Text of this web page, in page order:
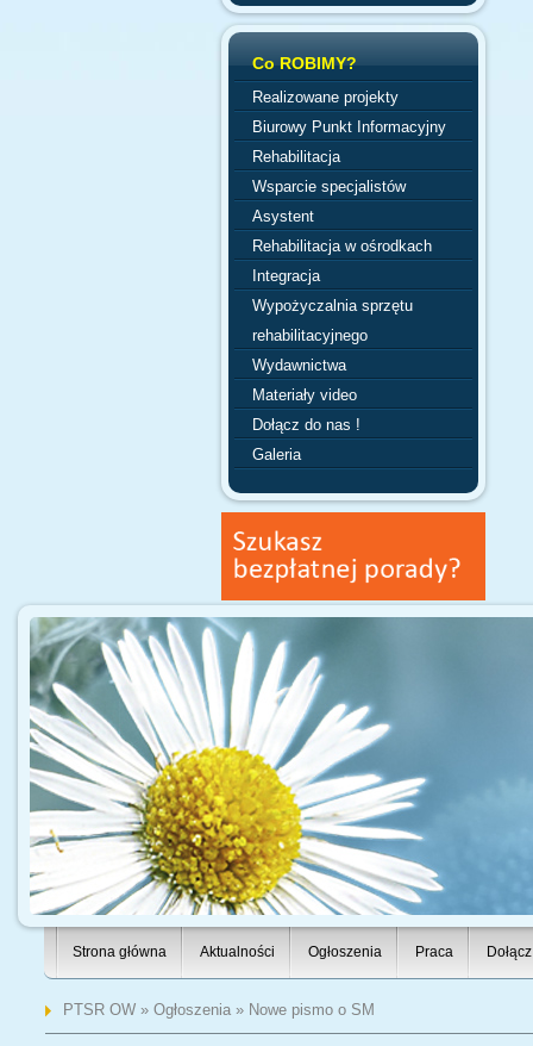
Co ROBIMY?
Realizowane projekty
Biurowy Punkt Informacyjny
Rehabilitacja
Wsparcie specjalistów
Asystent
Rehabilitacja w ośrodkach
Integracja
Wypożyczalnia sprzętu
rehabilitacyjnego
Wydawnictwa
Materiały video
Dołącz do nas !
Galeria
Strona główna Aktualności Ogłoszenia Praca
PTSR OW» Ogłoszenia» Nowe pismo o SM